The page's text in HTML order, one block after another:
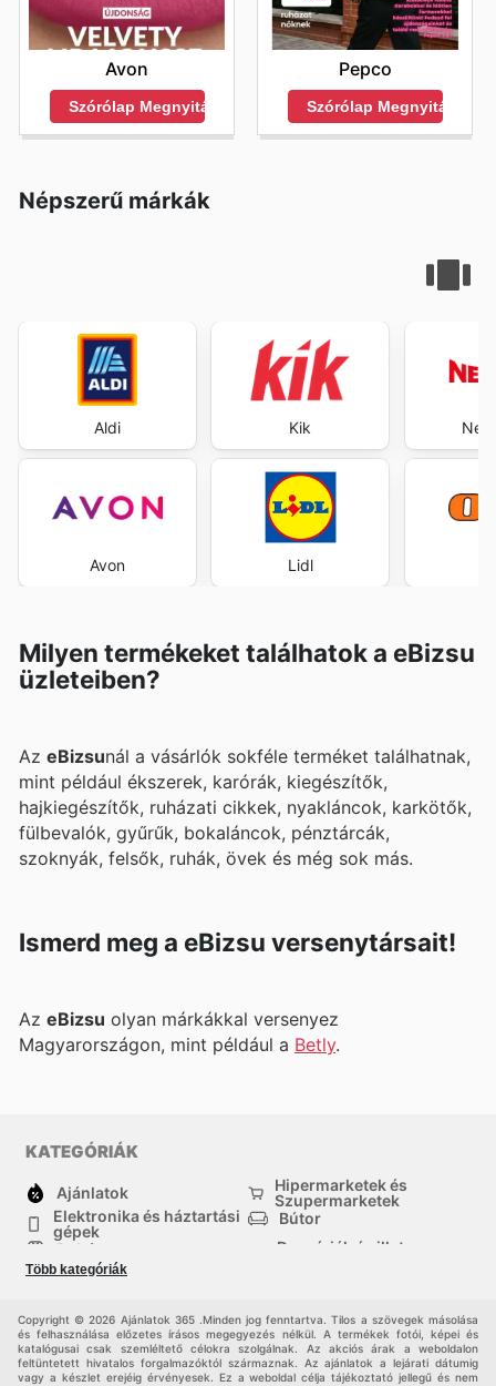
Avon
Szórólap Megnyitása
Pepco
Szórólap Megnyitása
Népszerű márkák
Aldi
Avon
Kik
Lidl
Milyen termékeket találhatok a eBizsu
üzleteiben?
Az eBizsunál a vásárlók sokféle terméket találhatnak,
mint például ékszerek, karórák, kiegészítők,
hajkiegészítők, ruházati cikkek, nyakláncok, karkötők,
fülbevalók, gyűrűk, bokaláncok, pénztárcák,
szoknyák, felsők, ruhák, övek és még sok más.
Ismerd meg a eBizsu versenytársait!
Az eBizsu olyan márkákkal versenyez
Magyarországon, mint például a Betly.
KATEGÓRIÁK
Ajánlatok
Hipermarketek és
Szupermarketek
Elektronika és háztartási
gépek
Bútor
Ruházat
Drogériák és illatszer-
háztartási cikkek
Több kategóriák
Copyright © 2026 Ajánlatok 365 .Minden jog fenntartva. Tilos a szövegek másolása
és felhasználása előzetes írásos megegyezés nélkül. A termékek fotói, képei és
katalógusai csak szemléltető célokra szolgálnak. Az akciós árak a weboldalon
feltüntetett hivatalos forgalmazóktól származnak. Az ajánlatok a lejárati dátumig
vagy a készlet erejéig érvényesek. Ez a weboldal célja tájékoztató jellegű és nem